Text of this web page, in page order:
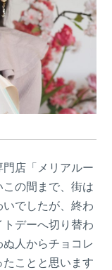
店「メリアルー
の間まで、街は
でしたが、終わ
デーへ切り替わ
人からチョコレ
ことと思います